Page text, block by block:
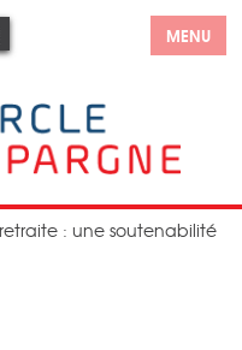
MENU
: une soutenabilité